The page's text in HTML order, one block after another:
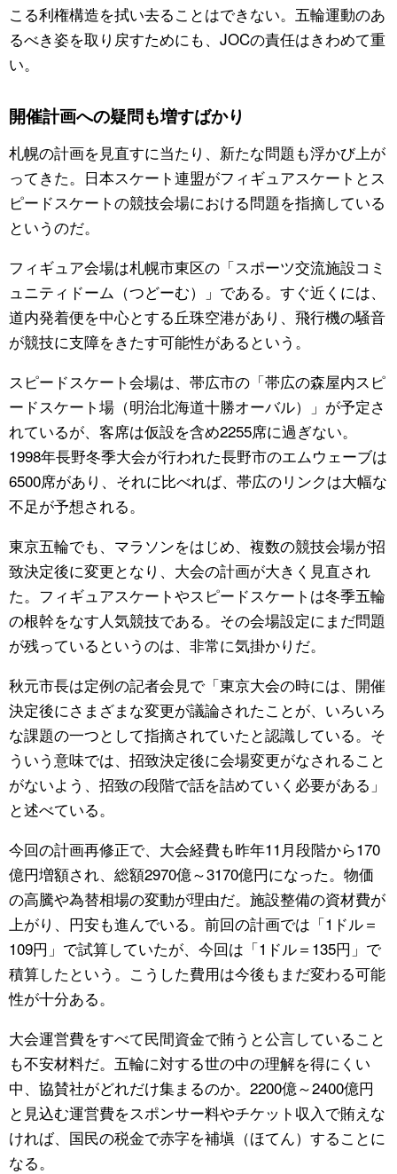
こる利権構造を拭い去ることはできない。五輪運動のあ
るべき姿を取り戻すためにも、JOCの責任はきわめて重
い。
開催計画への疑問も増すばかり
札幌の計画を見直すに当たり、新たな問題も浮かび上が
ってきた。日本スケート連盟がフィギュアスケートとス
ピードスケートの競技会場における問題を指摘している
というのだ。
フィギュア会場は札幌市東区の「スポーツ交流施設コミ
ュニティドーム（つどーむ）」である。すぐ近くには、
道内発着便を中心とする丘珠空港があり、飛行機の騒音
が競技に支障をきたす可能性があるという。
スピードスケート会場は、帯広市の「帯広の森屋内スピ
ードスケート場（明治北海道十勝オーバル）」が予定さ
れているが、客席は仮設を含め2255席に過ぎない。
1998年長野冬季大会が行われた長野市のエムウェーブは
6500席があり、それに比べれば、帯広のリンクは大幅な
不足が予想される。
東京五輪でも、マラソンをはじめ、複数の競技会場が招
致決定後に変更となり、大会の計画が大きく見直され
た。フィギュアスケートやスピードスケートは冬季五輪
の根幹をなす人気競技である。その会場設定にまだ問題
が残っているというのは、非常に気掛かりだ。
秋元市長は定例の記者会見で「東京大会の時には、開催
決定後にさまざまな変更が議論されたことが、いろいろ
な課題の一つとして指摘されていたと認識している。そ
ういう意味では、招致決定後に会場変更がなされること
がないよう、招致の段階で話を詰めていく必要がある」
と述べている。
今回の計画再修正で、大会経費も昨年11月段階から170
億円増額され、総額2970億～3170億円になった。物価
の高騰や為替相場の変動が理由だ。施設整備の資材費が
上がり、円安も進んでいる。前回の計画では「1ドル＝
109円」で試算していたが、今回は「1ドル＝135円」で
積算したという。こうした費用は今後もまだ変わる可能
性が十分ある。
大会運営費をすべて民間資金で賄うと公言していること
も不安材料だ。五輪に対する世の中の理解を得にくい
中、協賛社がどれだけ集まるのか。2200億～2400億円
と見込む運営費をスポンサー料やチケット収入で賄えな
ければ、国民の税金で赤字を補塡（ほてん）することに
なる。